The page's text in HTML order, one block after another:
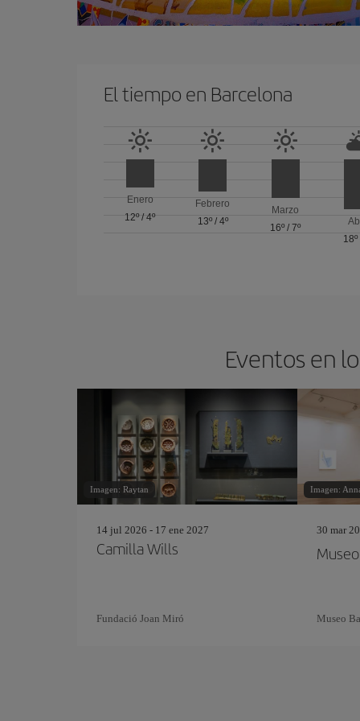
El tiempo en Barcelona
Enero
12º/4º
Febrero
13º/ 4º
Marzo
16º /7º
18º
Eventos en
Imagen: Raytan
14 jul 2026 - 17 ene 2027
Camilla Wills
Fundació Joan Miró
Imagen:
30 mar
Museo